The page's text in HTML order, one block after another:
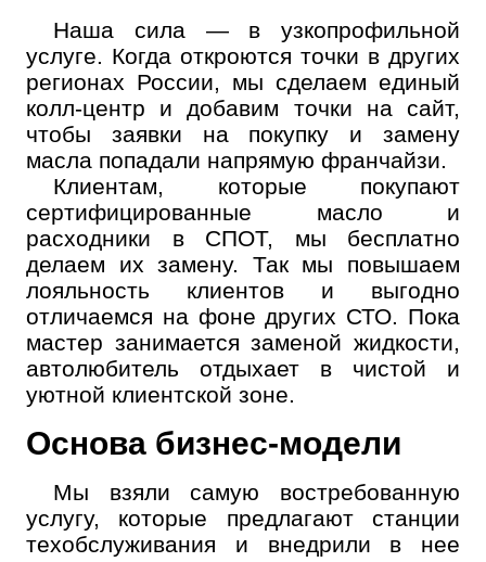
Наша сила — в узкопрофильной
услуге. Когда откроются точки в других
регионах России, мы сделаем единый
колл-центр и добавим точки на сайт,
чтобы заявки на покупку и замену
масла попадали напрямую франчайзи.
Клиентам, которые покупают
сертифицированные масло и
расходники в СПОТ, мы бесплатно
делаем их замену. Так мы повышаем
лояльность клиентов и выгодно
отличаемся на фоне других СТО. Пока
мастер занимается заменой жидкости,
автолюбитель отдыхает в чистой и
уютной клиентской зоне.
Основа бизнес-модели
Мы взяли самую востребованную
услугу, которые предлагают станции
техобслуживания и внедрили в нее
Онлайн запись
Выберите одну или несколько услуг
Далее
История обслуживания
Номер телефона
ОК